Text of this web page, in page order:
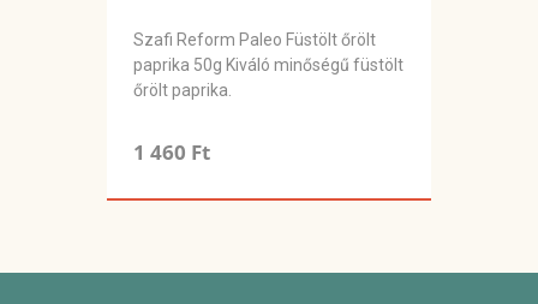
Szafi Reform Paleo Füstölt őrölt
paprika 50g Kiváló minőségű füstölt
őrölt paprika.
1 460 Ft